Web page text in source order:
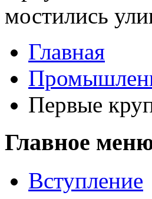
мо­стились
Главная
Первые
Главное
Вступление